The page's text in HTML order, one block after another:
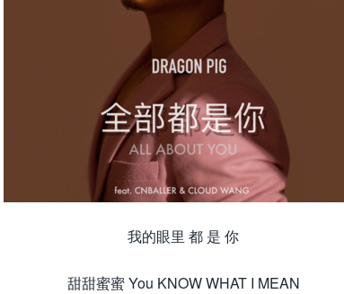
我的眼里 都 是 你
甜甜蜜蜜 You KNOW WHAT I MEAN